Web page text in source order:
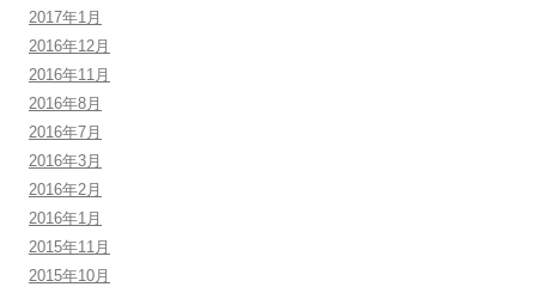
2017年1月
2016年12月
2016年11月
2016年8月
2016年7月
2016年3月
2016年2月
2016年1月
2015年11月
2015年10月